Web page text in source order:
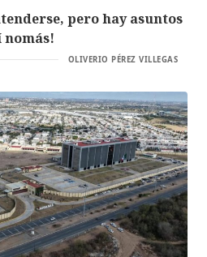
pero hay asuntos
nomás!
OLIVERIO PÉREZ VILLEGAS